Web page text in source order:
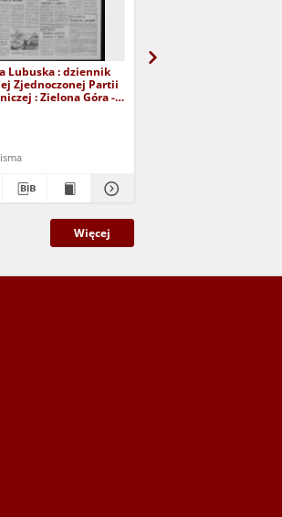
Lubuska : dziennik
Zjednoczonej Partii
: Zielona Góra -
Więcej